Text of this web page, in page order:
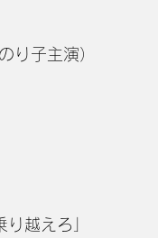
り子主演）
越えろ」